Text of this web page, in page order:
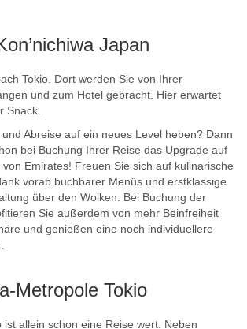
Japan
Tokio. Dort werden Sie von Ihrer
und zum Hotel gebracht. Hier erwartet
Snack.
Abreise auf ein neues Level heben? Dann
bei Buchung Ihrer Reise das Upgrade auf
Emirates! Freuen Sie sich auf kulinarische
vorab buchbarer Menüs und erstklassige
über den Wolken. Bei Buchung der
Sie außerdem von mehr Beinfreiheit
und genießen eine noch individuellere
Metropole Tokio
ist allein schon eine Reise wert. Neben